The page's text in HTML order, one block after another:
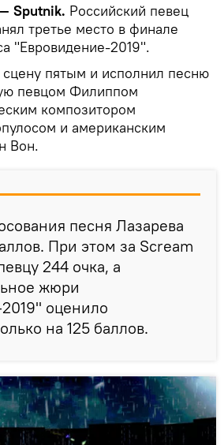
Sputnik. Российский певец
третье место в финале
"Евровидение-2019".
пятым и исполнил песню
певцом Филиппом
композитором
и американским
Вон.
песня Лазарева
При этом за Scream
244 очка, а
жюри
оценило
на 125 баллов.